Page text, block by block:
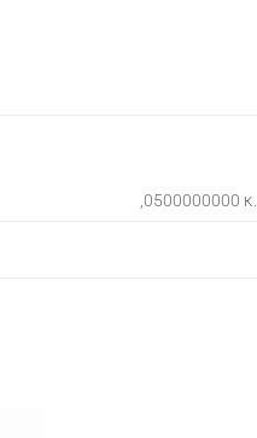
,0500000000 κ.